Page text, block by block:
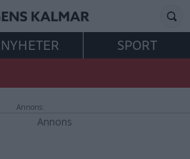
NYHETER
SPORT
Annons: